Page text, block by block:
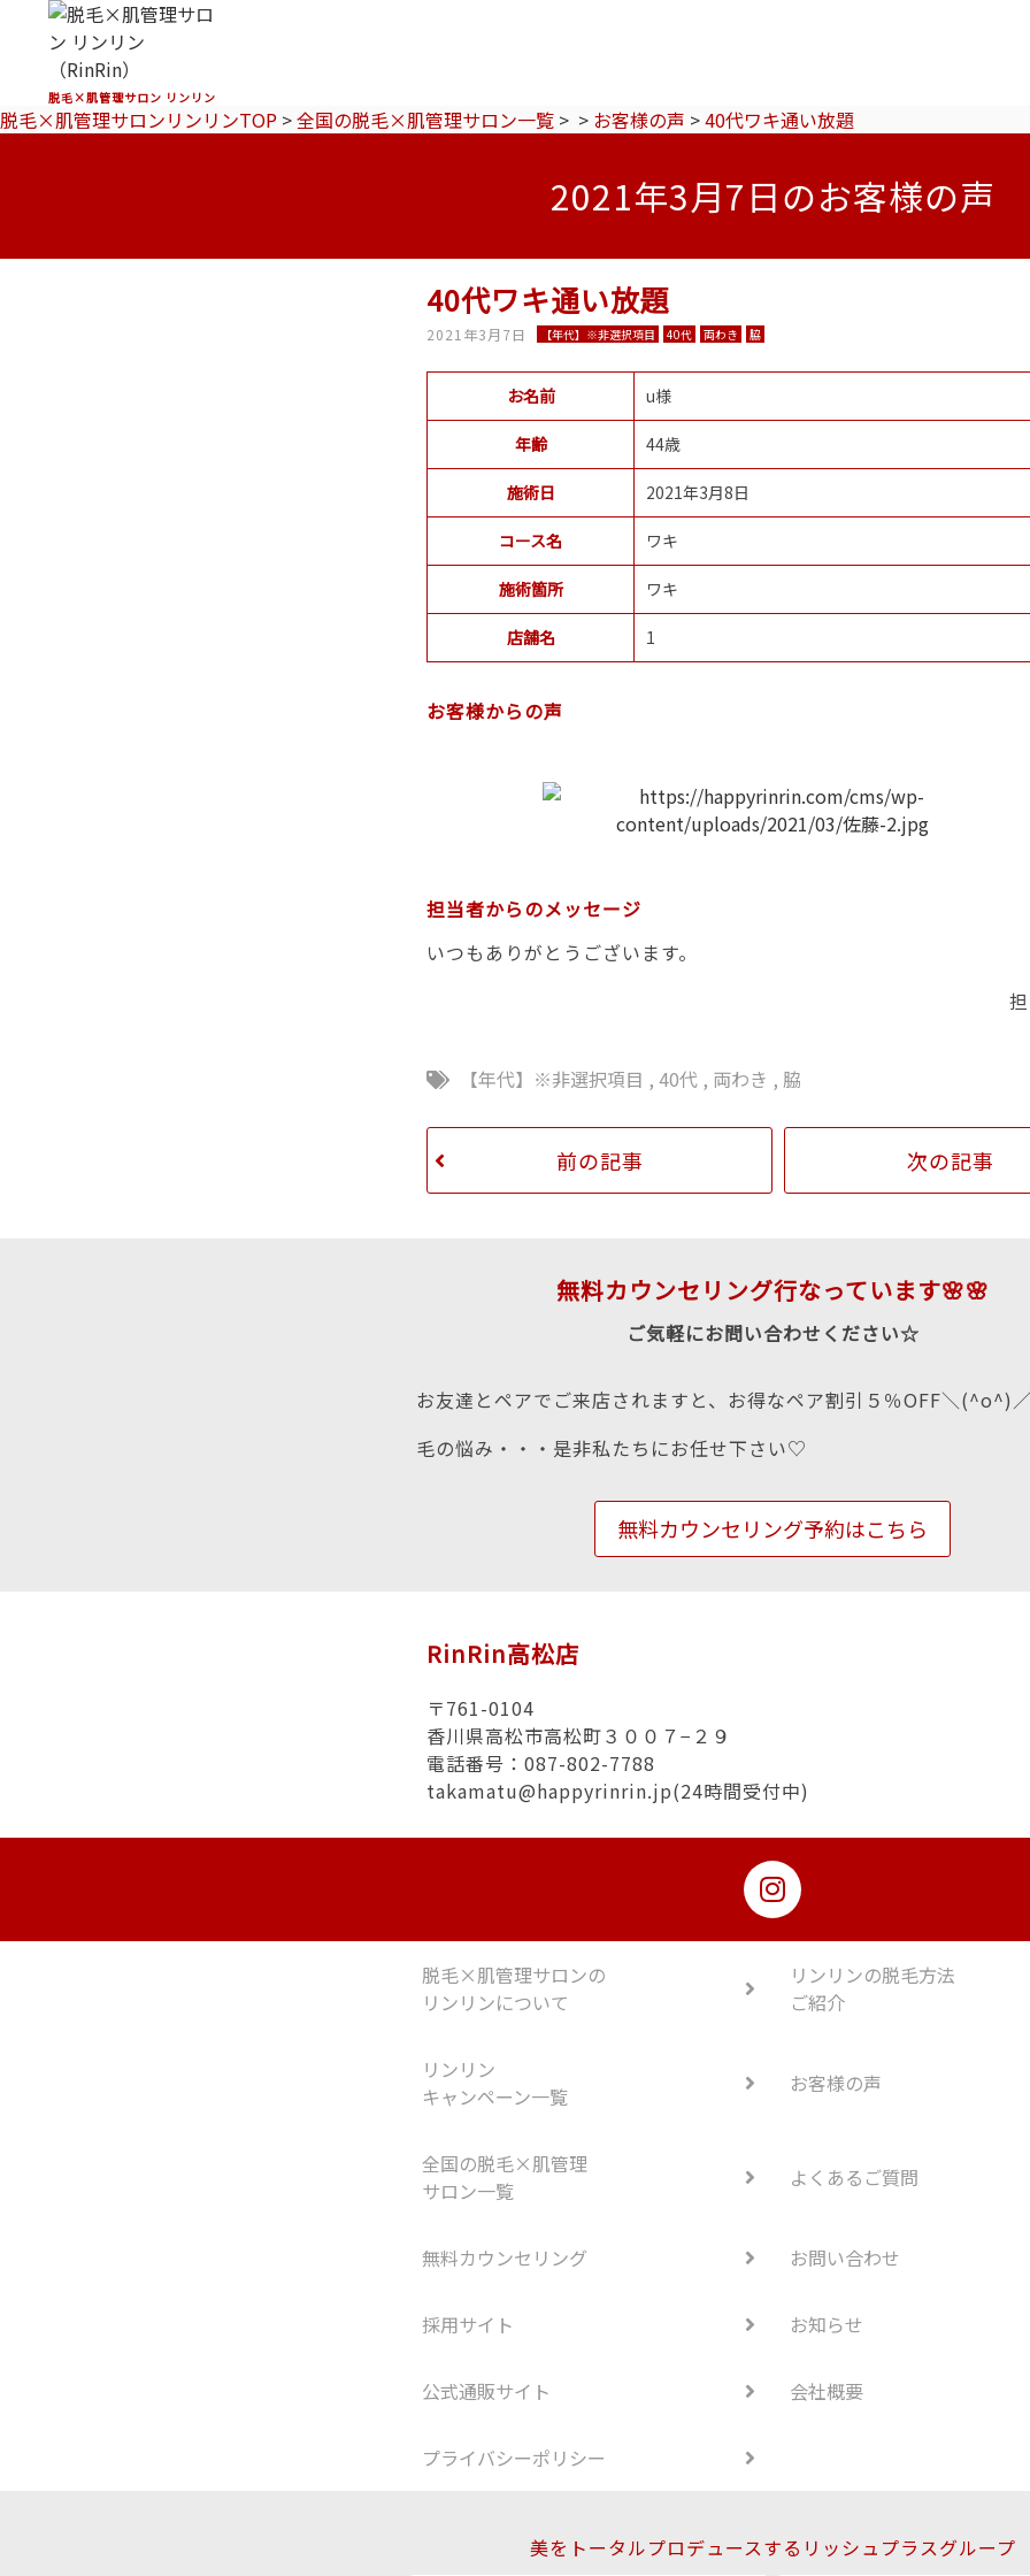
脱毛×肌管理サロン リンリン
脱毛×肌管理サロンリンリンTOP >全国の脱毛×肌管理サロン一覧 > > お客様の声 >40代ワキ通い放題
2021年3月7日のお客様の声
40代ワキ通い放題
2021年3月7日 【年代】※非選択項目 40代 両わき 脇
お名前 u様
年齢 44歳
施術日 2021年3月8日
コース名 ワキ
施術箇所 ワキ
店舗名 1
お客様からの声
担当者からのメッセージ
いつもありがとうございます。
【年代】※非選択項目 ,40代 , 両わき , 脇
前の記事 次の記事
無料カウンセリング行なっています🌸🌸
ご気軽にお問い合わせください☆
お友達とペアでご来店されますと、お得なペア割引５％OFF＼(^o^)
毛の悩み・・・是非私たちにお任せ下さい♡
無料カウンセリング予約はこちら
RinRin高松店
〒761-0104
香川県高松市高松町３００７−２９
電話番号：087-802-7788
takamatu@happyrinrin.jp(24時間受付中)
脱毛×肌管理サロンの
リンリンについて
リンリンの脱毛方法
ご紹介
リンリン
キャンペーン一覧
お客様の声
全国の脱毛×肌管理
サロン一覧
よくあるご質問
無料カウンセリング お問い合わせ
採用サイト お知らせ
公式通販サイト 会社概要
プライバシーポリシー
美をトータルプロデュースするリッシュプラスグループ